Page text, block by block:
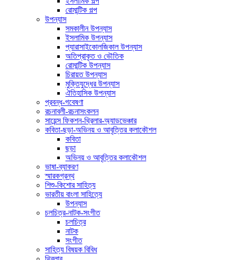
রোমান্টিক গল্প
উপন্যাস
সমকালীন উপন্যাস
ইসলামিক উপন্যাস
প্যারাসাইকোলজিকাল উপন্যাস
অতিপ্রাকৃত ও ভৌতিক
রোমান্টিক উপন্যাস
চিরায়ত উপন্যাস
মুক্তিযুদ্ধের উপন্যাস
ঐতিহাসিক উপন্যাস
প্রবন্ধ-গবেষণা
রচনাবলী-রচনাসংকলন
সায়েন্স ফিকশন-থ্রিলার-অ্যাডভেঞ্চার
কবিতা-ছড়া-অভিনয় ও আবৃত্তির কলাকৌশল
কবিতা
ছড়া
অভিনয় ও আবৃত্তির কলাকৌশল
ভাষা-ব্যাকরণ
স্মারকগ্রন্থ
শিশু-কিশোর সাহিত্য
ভারতীয় বাংলা সাহিত্যে
উপন্যাস
চলচিত্র-নাটক-সংগীত
চলচিত্র
নাটক
সংগীত
সাহিত্য বিষয়ক বিবিধ